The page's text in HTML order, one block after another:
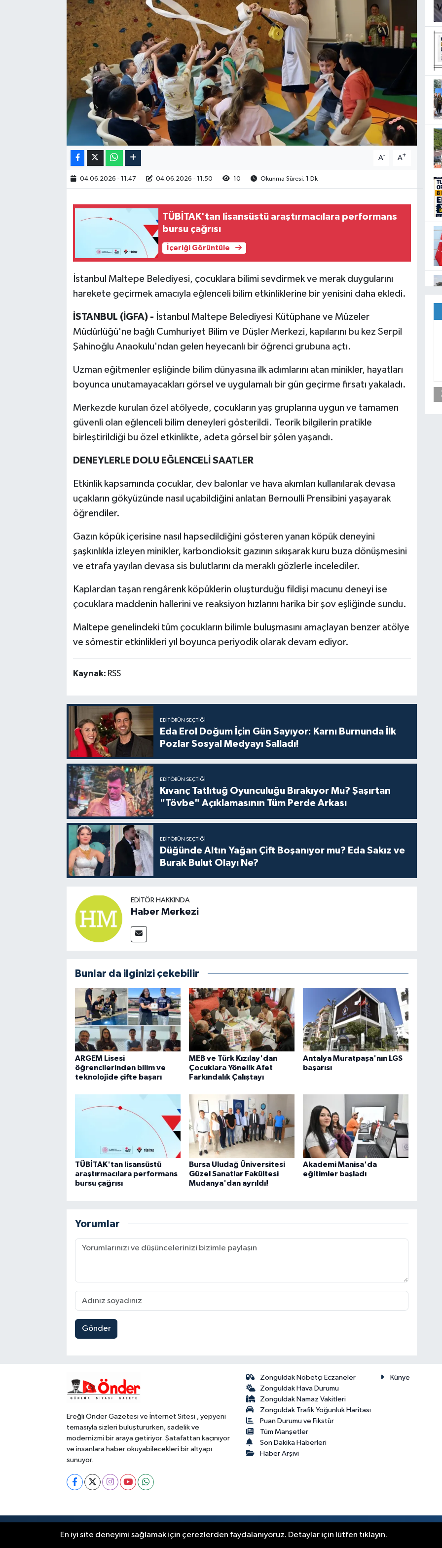
A- A+
04.06.2026 - 11:47 04.06.2026 - 11:50 10 Okunma Süresi: 1 Dk
TÜBİTAK'tan lisansüstü araştırmacılara performans
bursu çağrısı
İçeriği Görüntüle
İstanbul Maltepe Belediyesi, çocuklara bilimi sevdirmek ve merak duygularını
harekete geçirmek amacıyla eğlenceli bilim etkinliklerine bir yenisini daha ekledi.
İSTANBUL (İGFA) - İstanbul Maltepe Belediyesi Kütüphane ve Müzeler
Müdürlüğü'ne bağlı Cumhuriyet Bilim ve Düşler Merkezi, kapılarını bu kez Serpil
Şahinoğlu Anaokulu'ndan gelen heyecanlı bir öğrenci grubuna açtı.
Uzman eğitmenler eşliğinde bilim dünyasına ilk adımlarını atan minikler, hayatları
boyunca unutamayacakları görsel ve uygulamalı bir gün geçirme fırsatı yakaladı.
Merkezde kurulan özel atölyede, çocukların yaş gruplarına uygun ve tamamen
güvenli olan eğlenceli bilim deneyleri gösterildi. Teorik bilgilerin pratikle
birleştirildiği bu özel etkinlikte, adeta görsel bir şölen yaşandı.
DENEYLERLE DOLU EĞLENCELİ SAATLER
Etkinlik kapsamında çocuklar, dev balonlar ve hava akımları kullanılarak devasa
uçakların gökyüzünde nasıl uçabildiğini anlatan Bernoulli Prensibini yaşayarak
öğrendiler.
Gazın köpük içerisine nasıl hapsedildiğini gösteren yanan köpük deneyini
şaşkınlıkla izleyen minikler, karbondioksit gazının sıkışarak kuru buza dönüşmesini
ve etrafa yayılan devasa sis bulutlarını da meraklı gözlerle incelediler.
Kaplardan taşan rengârenk köpüklerin oluşturduğu fildişi macunu deneyi ise
çocuklara maddenin hallerini ve reaksiyon hızlarını harika bir şov eşliğinde sundu.
Maltepe genelindeki tüm çocukların bilimle buluşmasını amaçlayan benzer atölye
ve sömestir etkinlikleri yıl boyunca periyodik olarak devam ediyor.
Kaynak: RSS
EDITÖRÜN SEÇTIĞI
Eda Erol Doğum İçin Gün Sayıyor: Karnı Burnunda İlk
Pozlar Sosyal Medyayı Salladı!
EDITÖRÜN SEÇTIĞI
Kıvanç Tatlıtuğ Oyunculuğu Bırakıyor Mu? Şaşırtan
"Tövbe" Açıklamasının Tüm Perde Arkası
EDITÖRÜN SEÇTIĞI
Düğünde Altın Yağan Çift Boşanıyor mu? Eda Sakız ve
Burak Bulut Olayı Ne?
EDITÖR HAKKINDA
Haber Merkezi
Bunlar da ilginizi çekebilir
ARGEM Lisesi
öğrencilerinden bilim ve
teknolojide çifte başarı
MEB ve Türk Kızılay'dan
Çocuklara Yönelik Afet
Farkındalık Çalıştayı
Antalya Muratpaşa'nın LGS
başarısı
TÜBİTAK'tan lisansüstü
araştırmacılara performans
bursu çağrısı
Bursa Uludağ Üniversitesi
Güzel Sanatlar Fakültesi
Mudanya'dan ayrıldı!
Akademi Manisa'da
eğitimler başladı
Yorumlar
Gönder
Ereğli Önder Gazetesi ve İnternet Sitesi , yepyeni
temasıyla sizleri buluştururken, sadelik ve
modernizmi bir araya getiriyor. Şatafattan kaçınıyor
ve insanlara haber okuyabilecekleri bir altyapı
sunuyor.
Zonguldak Nöbetçi Eczaneler
Zonguldak Hava Durumu
Zonguldak Namaz Vakitleri
Zonguldak Trafik Yoğunluk Haritası
Puan Durumu ve Fikstür
Tüm Manşetler
Son Dakika Haberleri
Haber Arşivi
Künye
RSS Copyright © 2023. Her hakkı saklıdır.
En iyi site deneyimi sağlamak için çerezlerden faydalanıyoruz. Detaylar için lütfen tıklayın.
RESMİ İLAN